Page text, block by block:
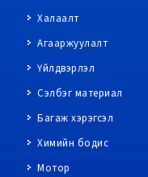
Халаалт
Агааржуулалт
Үйлдвэрлэл
Сэлбэг материал
Багаж хэрэгсэл
Химийн бодис
Мотор